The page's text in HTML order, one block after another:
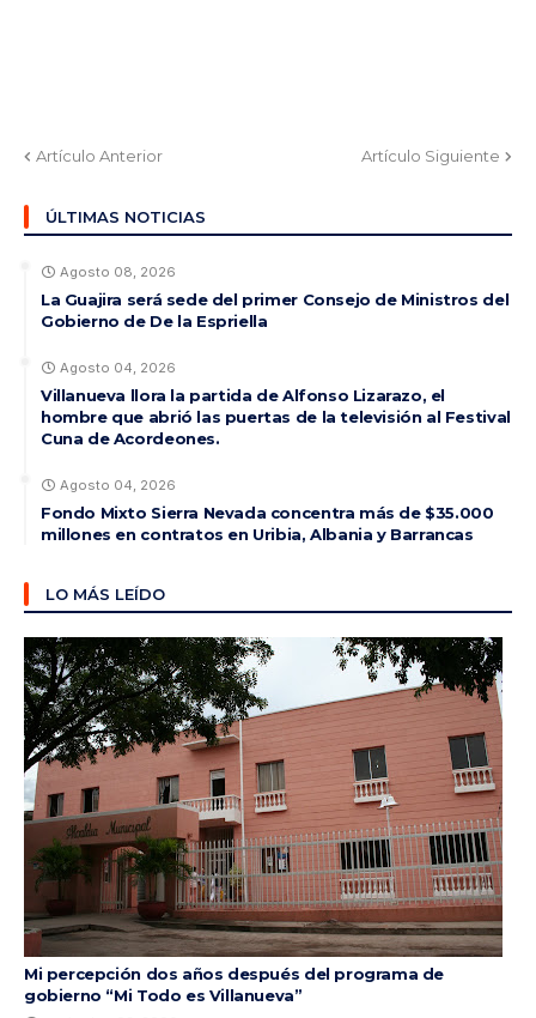
Artículo Anterior Artículo Siguiente
ÚLTIMAS NOTICIAS
Agosto 08, 2026
La Guajira será sede del primer Consejo de Ministros del
Gobierno de De la Espriella
Agosto 04, 2026
Villanueva llora la partida de Alfonso Lizarazo, el
hombre que abrió las puertas de la televisión al Festival
Cuna de Acordeones.
Agosto 04, 2026
Fondo Mixto Sierra Nevada concentra más de $35.000
millones en contratos en Uribia, Albania y Barrancas
LO MÁS LEÍDO
Mi percepción dos años después del programa de
gobierno “Mi Todo es Villanueva”